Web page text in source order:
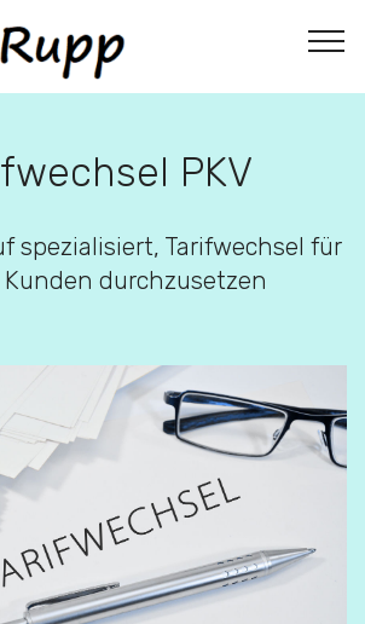
PKV
spezialisiert, Tarifwechsel für
Kunden durchzusetzen